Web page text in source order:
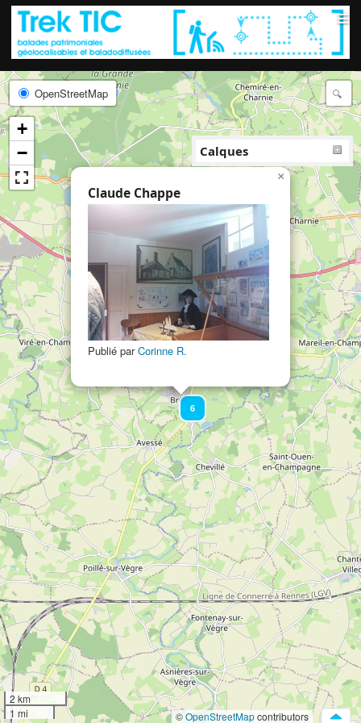
≡
6
Claude Chappe
Publié parCorinne R.
×
OpenStreetMap
+
−
Calques
2 km
1 mi
©OpenStreetMapcontributors